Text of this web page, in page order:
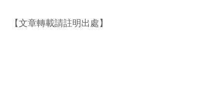
【文章轉載請註明出處】